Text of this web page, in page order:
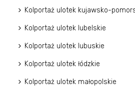
Kolportaż ulotek kujawsko-
Kolportaż ulotek lubelskie
Kolportaż ulotek lubuskie
Kolportaż ulotek łódzkie
Kolportaż ulotek małopolskie